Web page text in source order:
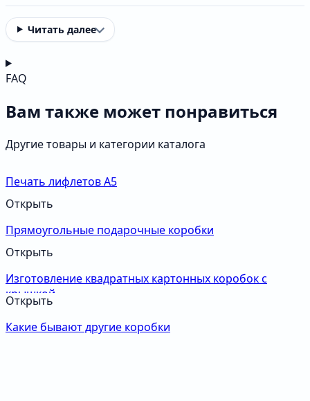
Читать далее
FAQ
Вам также может понравиться
Другие товары и категории каталога
Печать лифлетов А5
Открыть
Прямоугольные подарочные коробки
Открыть
Изготовление квадратных картонных коробок с
крышкой
Открыть
Какие бывают другие коробки